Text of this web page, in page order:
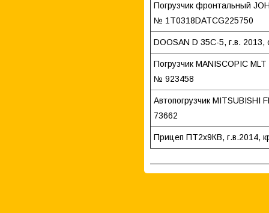
Погрузчик фронтальный
№ 1Т0318DATCG225750
DOOSAN D 35C-5, г.в.
Погрузчик MANISCOPIC
№ 923458
Автопогрузчик MITSUBISHI
73662
Прицеп ПТ2х9КВ, г.в.2014,